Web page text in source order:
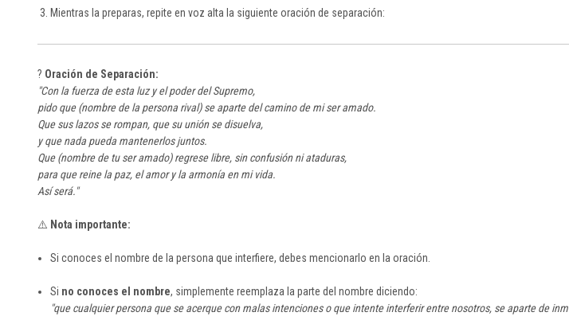
Mientras la preparas, repite en voz alta la siguiente oración de separación:
? Oración de Separación:
"Con la fuerza de esta luz y el poder del Supremo,
pido que (nombre de la persona rival) se aparte del camino de mi ser amado.
Que sus lazos se rompan, que su unión se disuelva,
y que nada pueda mantenerlos juntos.
Que (nombre de tu ser amado) regrese libre, sin confusión ni ataduras,
para que reine la paz, el amor y la armonía en mi vida.
Así será."
⚠️ Nota importante:
Si conoces el nombre de la persona que interfiere, debes mencionarlo en la oración.
Si no conoces el nombre, simplemente reemplaza la parte del nombre diciendo:
"que cualquier persona que se acerque con malas intenciones o que intente interferir entre nosotros, se aparte de